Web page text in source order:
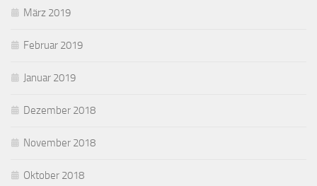
März 2019
Februar 2019
Januar 2019
Dezember 2018
November 2018
Oktober 2018